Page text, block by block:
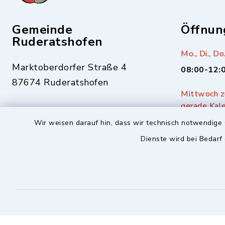
Wir weisen darauf hin, dass wir technisch
Dienste wird bei
Gemeinde
Ruderatshofen
Marktoberdorfer Straße 4
87674 Ruderatshofen
08343-306
Mo., Di.,
08:00-
Mittwoch
gerade
17:00-